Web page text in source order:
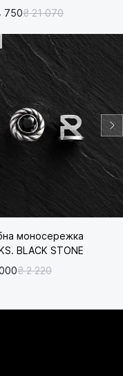
750₴ 21 070
моносережка
BLACK STONE
₴ 2 220